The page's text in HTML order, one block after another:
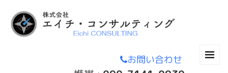
お問い合わせ